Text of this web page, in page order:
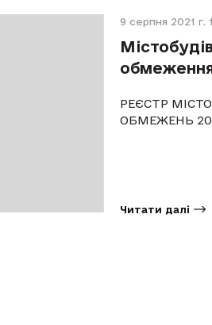
9 серпня 2021 г.
РЕЄСТР
ОБМЕЖЕНЬ
Читати далі